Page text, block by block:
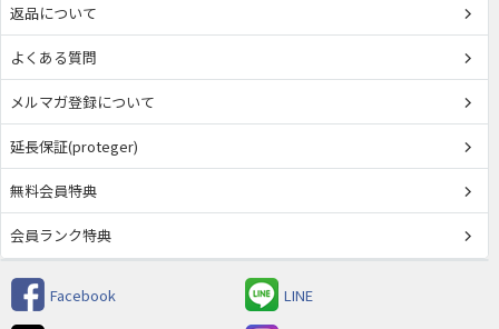
返品について
よくある質問
メルマガ登録について
延長保証(proteger)
無料会員特典
会員ランク特典
Facebook LINE